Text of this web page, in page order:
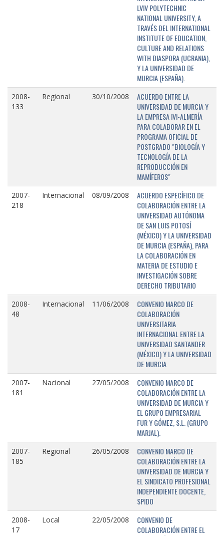
LVIV POLYTECHNIC
NATIONAL UNIVERSITY, A
TRAVÉS DEL INTERNATIONAL
INSTITUTE OF EDUCATION,
CULTURE AND RELATIONS
WITH DIASPORA (UCRANIA),
Y LA UNIVERSIDAD DE
MURCIA (ESPAÑA).
2008-
133
Regional 30/10/2008
ACUERDO ENTRE LA
UNIVERSIDAD DE MURCIA Y
LA EMPRESA IVI-ALMERÍA
PARA COLABORAR EN EL
PROGRAMA OFICIAL DE
POSTGRADO "BIOLOGÍA Y
TECNOLOGÍA DE LA
REPRODUCCIÓN EN
MAMÍFEROS"
2007-
218
Internacional 08/09/2008
ACUERDO ESPECÍFICO DE
COLABORACIÓN ENTRE LA
UNIVERSIDAD AUTÓNOMA
DE SAN LUIS POTOSÍ
(MÉXICO) Y LA UNIVERSIDAD
DE MURCIA (ESPAÑA), PARA
LA COLABORACIÓN EN
MATERIA DE ESTUDIO E
INVESTIGACIÓN SOBRE
DERECHO TRIBUTARIO
2008-
48
Internacional 11/06/2008
CONVENIO MARCO DE
COLABORACIÓN
UNIVERSITARIA
INTERNACIONAL ENTRE LA
UNIVERSIDAD SANTANDER
(MÉXICO) Y LA UNIVERSIDAD
DE MURCIA
2007-
181
Nacional 27/05/2008
CONVENIO MARCO DE
COLABORACIÓN ENTRE LA
UNIVERSIDAD DE MURCIA Y
EL GRUPO EMPRESARIAL
FUR Y GÓMEZ, S.L. (GRUPO
MARJAL).
2007-
185
Regional 26/05/2008
CONVENIO MARCO DE
COLABORACIÓN ENTRE LA
UNIVERSIDAD DE MURCIA Y
EL SINDICATO PROFESIONAL
INDEPENDIENTE DOCENTE,
SPIDO
2008-
17
Local 22/05/2008
CONVENIO DE
COLABORACIÓN ENTRE EL